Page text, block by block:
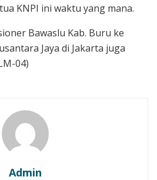
KNPI ini waktu yang mana.
Bawaslu Kab. Buru ke
Jaya di Jakarta juga
04)
Admin